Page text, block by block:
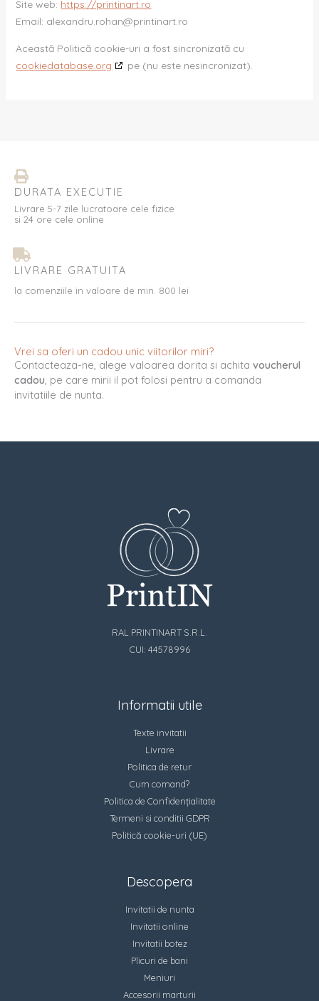
Site web: https://printinart.ro
Email: alexandru.rohan@printinart.ro
Această Politică cookie-uri a fost sincronizată cu
cookiedatabase.org
pe (nu este nesincronizat).
DURATA EXECUTIE
Livrare 5-7 zile lucratoare cele fizice
si 24 ore cele online
LIVRARE GRATUITA
la comenziile in valoare de min. 800 lei
Vrei sa oferi un cadou unic viitorilor miri?
Contacteaza-ne, alege valoarea dorita si achita voucherul
cadou, pe care mirii il pot folosi pentru a comanda
invitatiile de nunta.
RAL PRINTINART S.R.L.
CUI: 44578996
Informatii utile
Texte invitatii
Livrare
Politica de retur
Cum comand?
Politica de Confidențialitate
Termeni si conditii GDPR
Politică cookie-uri (UE)
Descopera
Invitatii de nunta
Invitatii online
Invitatii botez
Plicuri de bani
Meniuri
Accesorii marturii